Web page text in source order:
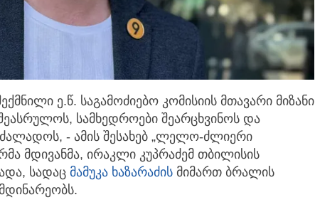
ე.წ. საგამოძიებო კომისიის მთავარი მიზანი
სამხედროები შეარცხვინოს და
- ამის შესახებ „ლელო-ძლიერი
მდივანმა, ირაკლი კუპრაძემ თბილისის
სადაც მამუკა ხაზარაძის მიმართ ბრალის